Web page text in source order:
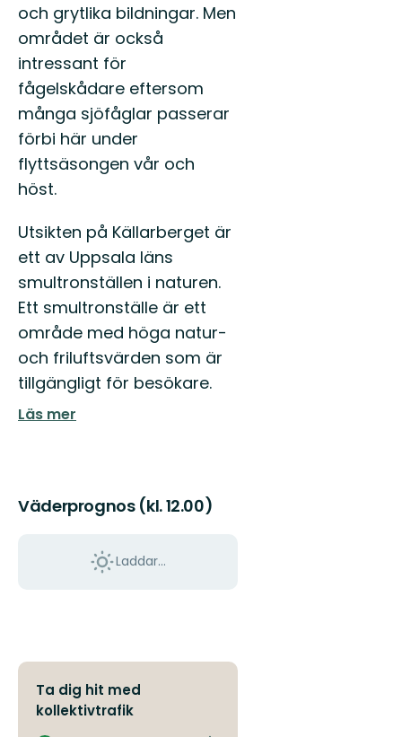
och grytlika bildningar. Men
området är också
intressant för
fågelskådare eftersom
många sjöfåglar passerar
förbi här under
flyttsäsongen vår och
höst.
Utsikten på Källarberget är
ett av Uppsala läns
smultronställen i naturen.
Ett smultronställe är ett
område med höga natur-
och friluftsvärden som är
tillgängligt för besökare.
Läs mer
Väderprognos (kl. 12.00)
Laddar...
Ta dig hit med
kollektivtrafik